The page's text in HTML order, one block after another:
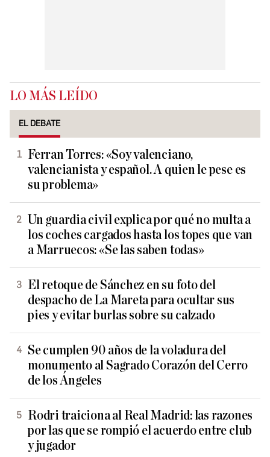
LO MÁS LEÍDO
EL DEBATE
Ferran Torres: «Soy valenciano,
valencianista y español. A quien le pese es
su problema»
Un guardia civil explica por qué no multa a
los coches cargados hasta los topes que van
a Marruecos: «Se las saben todas»
El retoque de Sánchez en su foto del
despacho de La Mareta para ocultar sus
pies y evitar burlas sobre su calzado
Se cumplen 90 años de la voladura del
monumento al Sagrado Corazón del Cerro
de los Ángeles
Rodri traiciona al Real Madrid: las razones
por las que se rompió el acuerdo entre club
y jugador